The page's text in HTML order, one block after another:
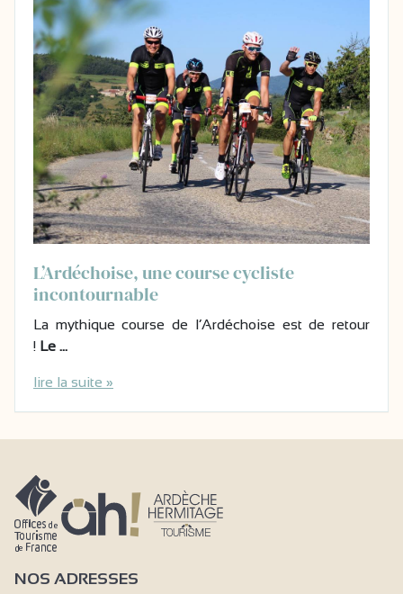
L’Ardéchoise, une course cycliste
incontournable
La mythique course de l’Ardéchoise est de retour
! Le …
lire la suite »
NOS ADRESSES